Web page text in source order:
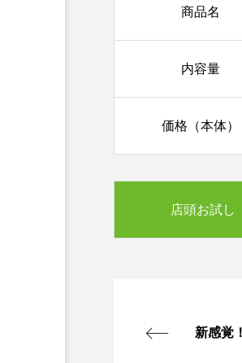
商品名
内容量
価格（本体）
店頭お試し
新感覚